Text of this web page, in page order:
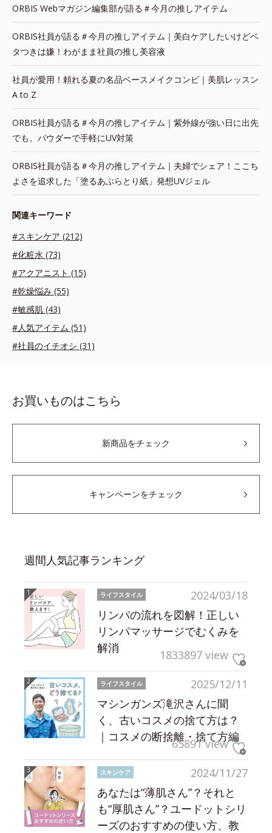
ORBIS Webマガジン編集部が語る＃今月の推しアイテム
ORBIS社員が語る＃今月の推しアイテム｜美白ケアしたいけどベ
タつきは嫌！わがまま社員の推し美容液
社員が愛用！頼れる夏の名品ベースメイクコンビ｜美肌レッスン
A to Z
ORBIS社員が語る＃今月の推しアイテム｜紫外線が強い日に出先
でも。パウダーで手軽にUV対策
ORBIS社員が語る＃今月の推しアイテム｜夫婦でシェア！ここち
よさを追求した「塗るあぶらとり紙」発想UVジェル
関連キーワード
#スキンケア (212)
#化粧水 (73)
#アクアニスト (15)
#乾燥悩み (55)
#敏感肌 (43)
#人気アイテム (51)
#社員のイチオシ (31)
お買いものはこちら
新商品をチェック
キャンペーンをチェック
週間人気記事ランキング
2024/03/18
ライフスタイル
リンパの流れを図解！正しい
リンパマッサージでむくみを
解消
1833897 view
2025/12/11
ライフスタイル
マシンガンズ滝沢さんに聞
く、古いコスメの捨て方は？
｜コスメの断捨離・捨て方編
65891 view
2024/11/27
スキンケア
あなたは“薄肌さん”？それと
も“厚肌さん”？ユードットシリ
ーズのおすすめの使い方、教